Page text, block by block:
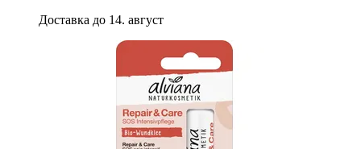
Доставка до 14. август